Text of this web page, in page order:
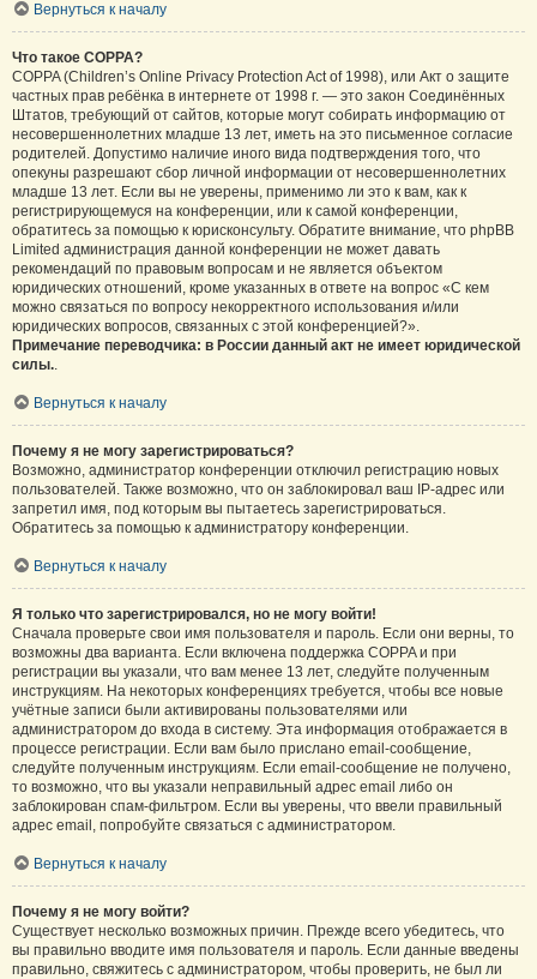
Вернуться к началу
Что такое COPPA?
COPPA (Children’s Online Privacy Protection Act of 1998), или Акт о защите
частных прав ребёнка в интернете от 1998 г. — это закон Соединённых
Штатов, требующий от сайтов, которые могут собирать информацию от
несовершеннолетних младше 13 лет, иметь на это письменное согласие
родителей. Допустимо наличие иного вида подтверждения того, что
опекуны разрешают сбор личной информации от несовершеннолетних
младше 13 лет. Если вы не уверены, применимо ли это к вам, как к
регистрирующемуся на конференции, или к самой конференции,
обратитесь за помощью к юрисконсульту. Обратите внимание, что phpBB
Limited администрация данной конференции не может давать
рекомендаций по правовым вопросам и не является объектом
юридических отношений, кроме указанных в ответе на вопрос «С кем
можно связаться по вопросу некорректного использования и/или
юридических вопросов, связанных с этой конференцией?».
Примечание переводчика: в России данный акт не имеет юридической
силы..
Вернуться к началу
Почему я не могу зарегистрироваться?
Возможно, администратор конференции отключил регистрацию новых
пользователей. Также возможно, что он заблокировал ваш IP-адрес или
запретил имя, под которым вы пытаетесь зарегистрироваться.
Обратитесь за помощью к администратору конференции.
Вернуться к началу
Я только что зарегистрировался, но не могу войти!
Сначала проверьте свои имя пользователя и пароль. Если они верны, то
возможны два варианта. Если включена поддержка COPPA и при
регистрации вы указали, что вам менее 13 лет, следуйте полученным
инструкциям. На некоторых конференциях требуется, чтобы все новые
учётные записи были активированы пользователями или
администратором до входа в систему. Эта информация отображается в
процессе регистрации. Если вам было прислано email-сообщение,
следуйте полученным инструкциям. Если email-сообщение не получено,
то возможно, что вы указали неправильный адрес email либо он
заблокирован спам-фильтром. Если вы уверены, что ввели правильный
адрес email, попробуйте связаться с администратором.
Вернуться к началу
Почему я не могу войти?
Существует несколько возможных причин. Прежде всего убедитесь, что
вы правильно вводите имя пользователя и пароль. Если данные введены
правильно, свяжитесь с администратором, чтобы проверить, не был ли